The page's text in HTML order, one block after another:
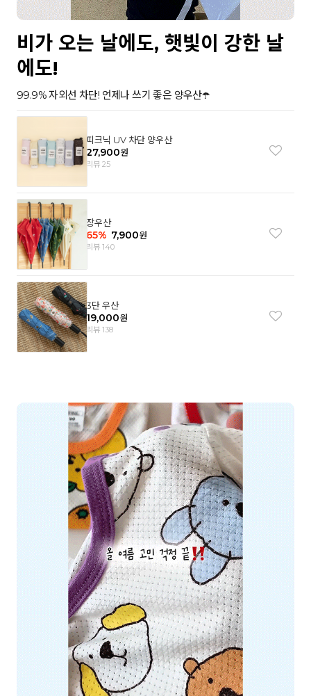
비가 오는 날에도, 햇빛이 강한 날
에도!
99.9% 자외선 차단! 언제나 쓰기 좋은 양우산☂️
피크닉 UV 차단 양우산
27,900원
리뷰 25
장우산
65% 7,900원
리뷰 140
3단 우산
19,000원
리뷰 138